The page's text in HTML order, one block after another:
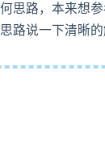
思路，本来想
路说一下清晰